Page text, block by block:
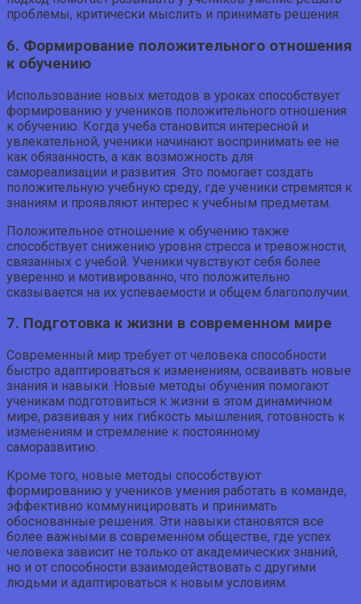
проблемы, критически мыслить и принимать решения.
6. Формирование положительного отношения
к обучению
Использование новых методов в уроках способствует
формированию у учеников положительного отношения
к обучению. Когда учеба становится интересной и
увлекательной, ученики начинают воспринимать ее не
как обязанность, а как возможность для
самореализации и развития. Это помогает создать
положительную учебную среду, где ученики стремятся к
знаниям и проявляют интерес к учебным предметам.
Положительное отношение к обучению также
способствует снижению уровня стресса и тревожности,
связанных с учебой. Ученики чувствуют себя более
уверенно и мотивированно, что положительно
сказывается на их успеваемости и общем благополучии.
7. Подготовка к жизни в современном мире
Современный мир требует от человека способности
быстро адаптироваться к изменениям, осваивать новые
знания и навыки. Новые методы обучения помогают
ученикам подготовиться к жизни в этом динамичном
мире, развивая у них гибкость мышления, готовность к
изменениям и стремление к постоянному
саморазвитию.
Кроме того, новые методы способствуют
формированию у учеников умения работать в команде,
эффективно коммуницировать и принимать
обоснованные решения. Эти навыки становятся все
более важными в современном обществе, где успех
человека зависит не только от академических знаний,
но и от способности взаимодействовать с другими
людьми и адаптироваться к новым условиям.